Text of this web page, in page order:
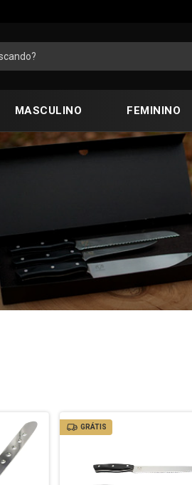
MASCULINO FEMININO
GRÁTIS